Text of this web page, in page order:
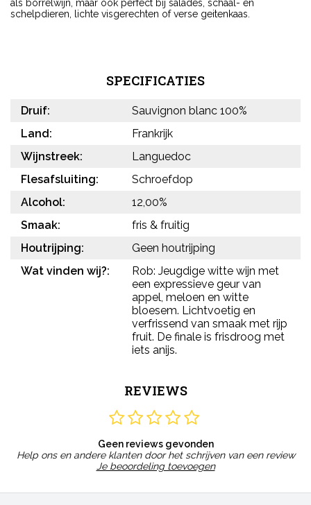
als borrelwijn, maar ook perfect bij salades, schaal- en
schelpdieren, lichte visgerechten of verse geitenkaas.
SPECIFICATIES
Druif:
Sauvignon blanc 100%
Land:
Frankrijk
Wijnstreek:
Languedoc
Flesafsluiting:
Schroefdop
Alcohol:
12,00%
Smaak:
fris & fruitig
Houtrijping:
Geen houtrijping
Wat vinden wij?:
Rob: Jeugdige witte wijn met
een expressieve geur van
appel, meloen en witte
bloesem. Lichtvoetig en
verfrissend van smaak met rijp
fruit. De finale is frisdroog met
iets anijs.
REVIEWS
Geen reviews gevonden
Help ons en andere klanten door het schrijven van een review
Je beoordeling toevoegen